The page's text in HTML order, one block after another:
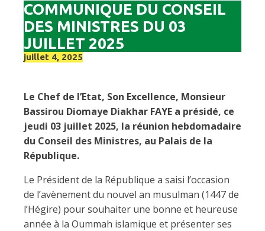
COMMUNIQUE DU CONSEIL
DES MINISTRES DU 03
JUILLET 2025
juillet 4, 2025
Le Chef de l’Etat, Son Excellence, Monsieur
Bassirou Diomaye Diakhar FAYE a présidé, ce
jeudi 03 juillet 2025, la réunion hebdomadaire
du Conseil des Ministres, au Palais de la
République.
Le Président de la République a saisi l’occasion
de l’avènement du nouvel an musulman (1447 de
l’Hégire) pour souhaiter une bonne et heureuse
année à la Oummah islamique et présenter ses